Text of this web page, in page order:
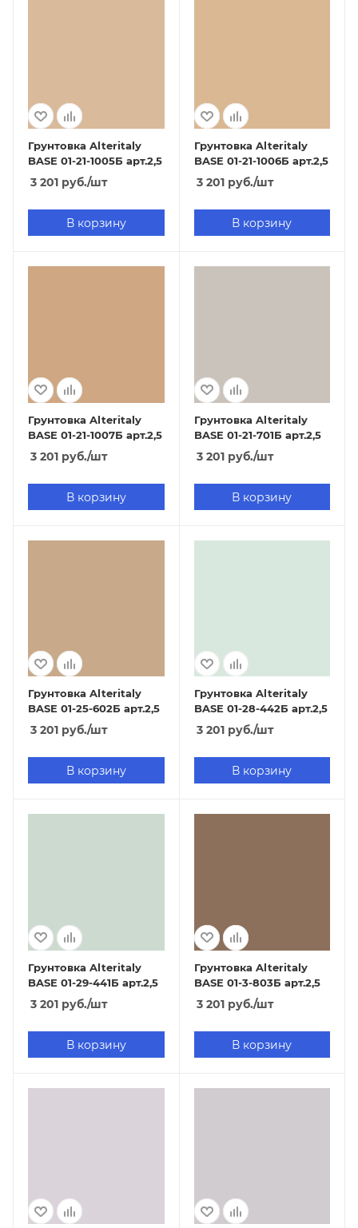
Грунтовка Alteritaly
BASE 01-21-1005Б арт.2,5
3 201 руб./шт
В корзину
Грунтовка Alteritaly
BASE 01-21-1006Б арт.2,5
3 201руб./шт
В корзину
Грунтовка Alteritaly
BASE 01-21-1007Б арт.2,5
3 201 руб./шт
В корзину
Грунтовка Alteritaly
BASE 01-21-701Б арт.2,5
3 201руб./шт
В корзину
Грунтовка Alteritaly
BASE 01-25-602Б арт.2,5
3 201 руб./шт
В корзину
Грунтовка Alteritaly
BASE 01-28-442Б арт.2,5
3 201руб./шт
В корзину
Грунтовка Alteritaly
BASE 01-29-441Б арт.2,5
3 201 руб./шт
В корзину
Грунтовка Alteritaly
BASE 01-3-803Б арт.2,5
3 201руб./шт
В корзину